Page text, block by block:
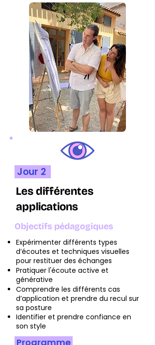
Jour 2
Les différentes
applications
Objectifs pédagogiques
Expérimenter différents types
d’écoutes et techniques visuelles
pour restituer des échanges
Pratiquer l'écoute active et
générative
Comprendre les différents cas
d’application et prendre du recul sur
sa posture
Identifier et prendre confiance en
son style
Programme